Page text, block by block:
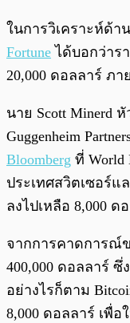
ในการวิเคราะห์ด้า
Fortune ได้บอกว่าร
20,000 ดอลลาร์ ภ
นาย Scott Minerd
Guggenheim
Bloomberg ที่ World
ประเทศสวิตเซอร์แ
ลงไปเหลือ 8,000 ด
จากการคาดการณ์
400,000 ดอลลาร์ ซึ่
อย่างไรก็ตาม
8,000 ดอลลาร์ เพื่